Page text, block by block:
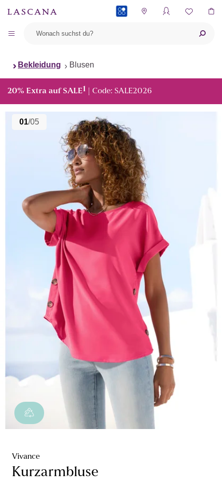
Bekleidung Blusen
20% Extra auf SALE1 | Code: SALE2026
01/05
Vivance
Kurzarmbluse